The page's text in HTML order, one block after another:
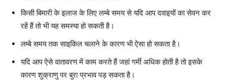
किसी बिमारी के इलाज के लिए लम्बे समय से यदि आप दवाइयों का सेवन कर
रहें हैं तो भी यह समस्या हो सकती है।
लम्बे समय तक साइकिल चलाने के कारण भी ऐसा हो सकता है।
यदि आप ऐसे वातावरण में काम करते हैं जहां गर्मी अधिक होती है तो इसके
कारण शुक्राणु पर बुरा प्रभाव पड़ सकता है।